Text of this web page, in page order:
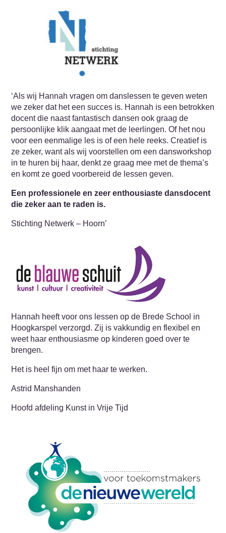
‘Als wij Hannah vragen om danslessen te geven weten
we zeker dat het een succes is. Hannah is een betrokken
docent die naast fantastisch dansen ook graag de
persoonlijke klik aangaat met de leerlingen. Of het nou
voor een eenmalige les is of een hele reeks. Creatief is
ze zeker, want als wij voorstellen om een dansworkshop
in te huren bij haar, denkt ze graag mee met de thema’s
en komt ze goed voorbereid de lessen geven.
Een professionele en zeer enthousiaste dansdocent
die zeker aan te raden is.
Stichting Netwerk – Hoorn’
Hannah heeft voor ons lessen op de Brede School in
Hoogkarspel verzorgd. Zij is vakkundig en flexibel en
weet haar enthousiasme op kinderen goed over te
brengen.
Het is heel fijn om met haar te werken.
Astrid Manshanden
Hoofd afdeling Kunst in Vrije Tijd